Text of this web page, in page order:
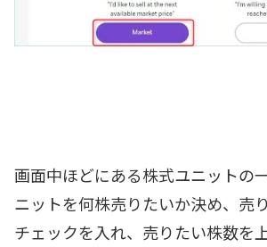
画面中ほどにある株式ユニットの
ニットを何株売りたいか決め、売
チェックを入れ、売りたい株数を